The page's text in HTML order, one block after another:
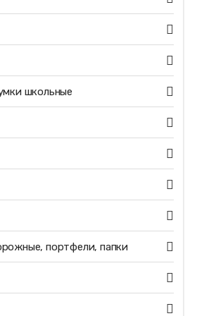
школьные
портфели, папки